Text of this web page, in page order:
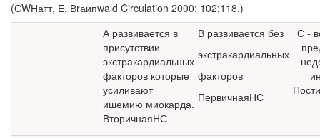
(СWНатт, Е. Вrаипwald Circulation 2000: 102:118.)
А развивается в
присутст­вии
экстракардиальных
факторов которые
усили­вают
ишемию миокарда.
ВторичнаяНС
В развивается без
экстракардиальных
факторов
ПервичнаяНС
С -